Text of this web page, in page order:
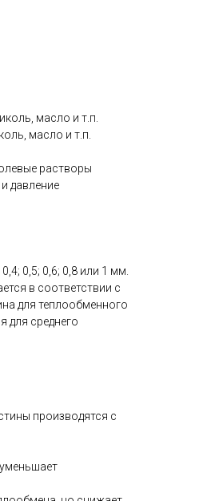
масло и т.п.
масло и т.п.
растворы
давление
0,5; 0,6; 0,8 или 1 мм.
в соответствии с
для теплообменного
для среднего
производятся с